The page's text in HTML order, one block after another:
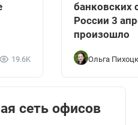
19.6K
банковских
России 3
произошло
Ольга
сеть офисов